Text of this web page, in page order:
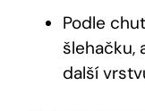
Podle
šlehačku,
další